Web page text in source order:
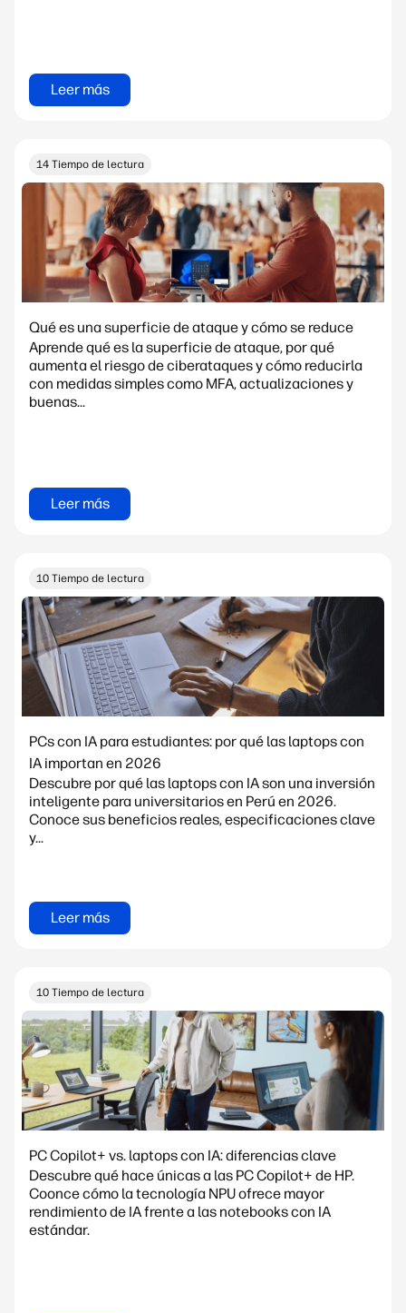
Leer más
14 Tiempo de lectura
Qué es una superficie de ataque y cómo se reduce
Aprende qué es la superficie de ataque, por qué
aumenta el riesgo de ciberataques y cómo reducirla
con medidas simples como MFA, actualizaciones y
buenas...
Leer más
10 Tiempo de lectura
PCs con IA para estudiantes: por qué las laptops con
IA importan en 2026
Descubre por qué las laptops con IA son una inversión
inteligente para universitarios en Perú en 2026.
Conoce sus beneficios reales, especificaciones clave
y...
Leer más
10 Tiempo de lectura
PC Copilot+ vs. laptops con IA: diferencias clave
Descubre qué hace únicas a las PC Copilot+ de HP.
Coonce cómo la tecnología NPU ofrece mayor
rendimiento de IA frente a las notebooks con IA
estándar.